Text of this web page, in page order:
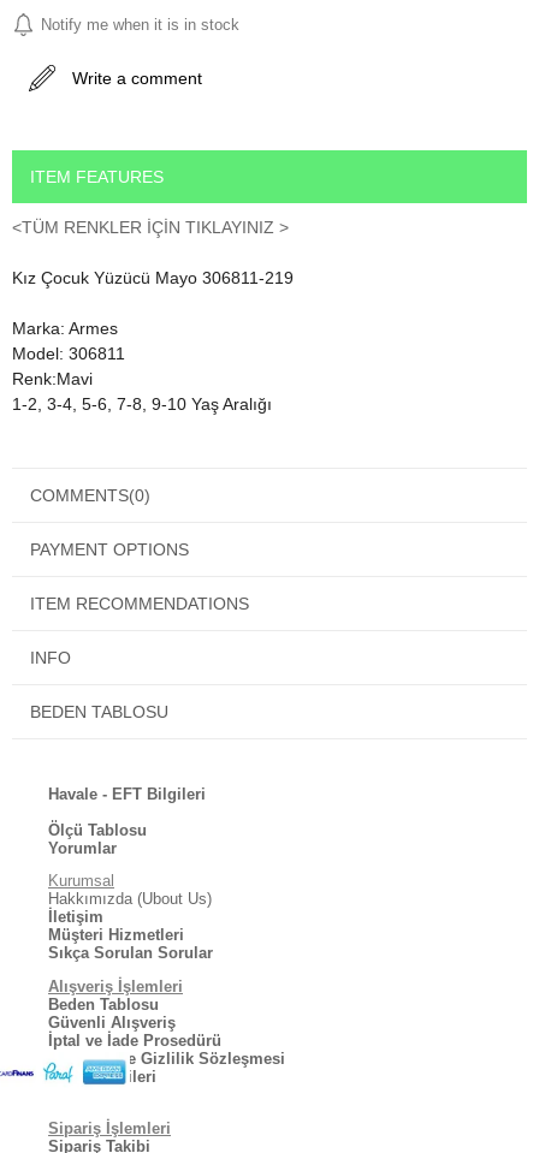
Notify me when it is in stock
Write a comment
ITEM FEATURES
<TÜM RENKLER İÇİN TIKLAYINIZ >
Kız Çocuk Yüzücü Mayo 306811-219
Marka: Armes
Model: 306811
Renk:Mavi
1-2, 3-4, 5-6, 7-8, 9-10 Yaş Aralığı
%80 polyemit %20 Elastan
mayo kumaşı oranlarıdır.
talimatı vardır. Ürününüzün uzun süreli kullanımı için bu talimatlara
COMMENTS(0)
PAYMENT OPTIONS
ITEM RECOMMENDATIONS
INFO
BEDEN TABLOSU
Havale - EFT Bilgileri
Ölçü Tablosu
Yorumlar
Kurumsal
Hakkımızda (Ubout Us)
İletişim
Müşteri Hizmetleri
Sıkça Sorulan Sorular
Alışveriş İşlemleri
Beden Tablosu
Güvenli Alışveriş
İptal ve İade Prosedürü
Kullanıcı ve Gizlilik Sözleşmesi
Kargo Bilgileri
Sipariş İşlemleri
Sipariş Takibi